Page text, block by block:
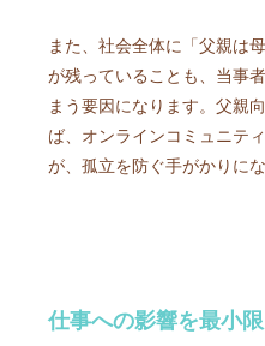
また、社会全体に「父親は
が残っていることも、当事
まう要因になります。父親
ば、オンラインコミュニテ
が、孤立を防ぐ手がかりにな
仕事への影響を最小